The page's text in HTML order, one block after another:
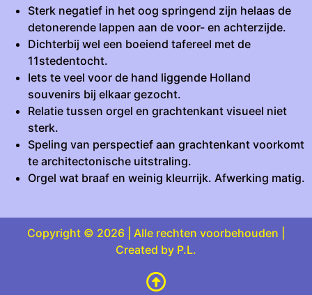
Sterk negatief in het oog springend zijn helaas de
detonerende lappen aan de voor- en achterzijde.
Dichterbij wel een boeiend tafereel met de
11stedentocht.
Iets te veel voor de hand liggende Holland
souvenirs bij elkaar gezocht.
Relatie tussen orgel en grachtenkant visueel niet
sterk.
Speling van perspectief aan grachtenkant voorkomt
te architectonische uitstraling.
Orgel wat braaf en weinig kleurrijk. Afwerking matig.
Copyright © 2026 | Alle rechten voorbehouden |
Created by P.L.